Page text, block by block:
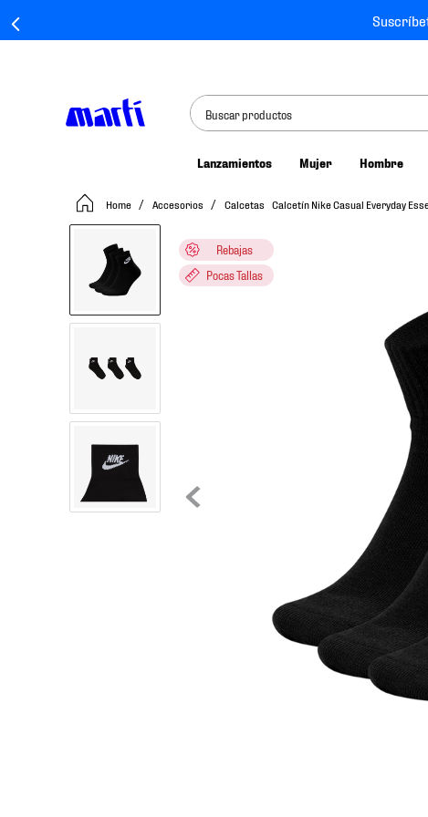
Buscar productos
Lanzamientos Mujer Hombre
Accesorios Calcetas Calcetín Nike Casual Everyday
Rebajas
Pocas Tallas
tenis mujer
tenis hombre
tenis niño
tenis nike